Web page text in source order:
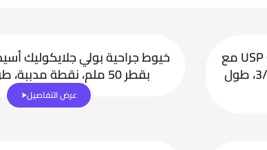
خيوط جراحية بولي جلايكوليك أسيد USP 6/0 مع
إبر بقطر 12 ملم، قطع عكسية، زاوية 3/8، طول بقطر 50 ملم، نقطة مدببة، طول 75 سم
عرض التفاصيل